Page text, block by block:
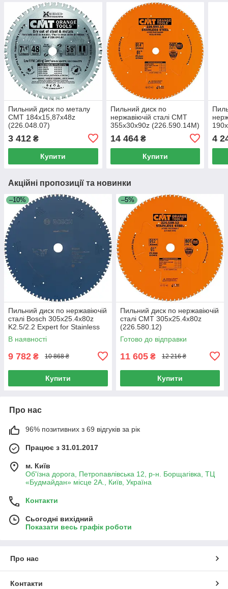
Пильний диск по металу
СМТ 184х15,87х48z
(226.048.07)
3 412 ₴
Купити
Пильний диск по
нержавіючій сталі СМТ
355х30х90z (226.590.14M)
14 464₴
Купити
4
Акційні пропозиції та новинки
–10%
Пильний диск по нержавіючій
сталі Bosch 305x25.4x80z
K2.5/2.2 Expert for Stainless
Steel
В наявності
9 782 ₴ 10 868 ₴
Купити
–5%
Пильний диск по нержавіючій
сталі СМТ 305х25.4х80z
(226.580.12)
Готово до відправки
11 605 ₴ 12 216 ₴
Купити
Про нас
96% позитивних з 69 відгуків за рік
Працює з 31.01.2017
м. Київ
Об'їзна дорога, Петропавлівська 12, р-н. Борщагівка, ТЦ
«Будмайдан» місце 2А., Київ, Україна
Контакти
Сьогодні вихідний
Показати весь графік роботи
Про нас
Контакти